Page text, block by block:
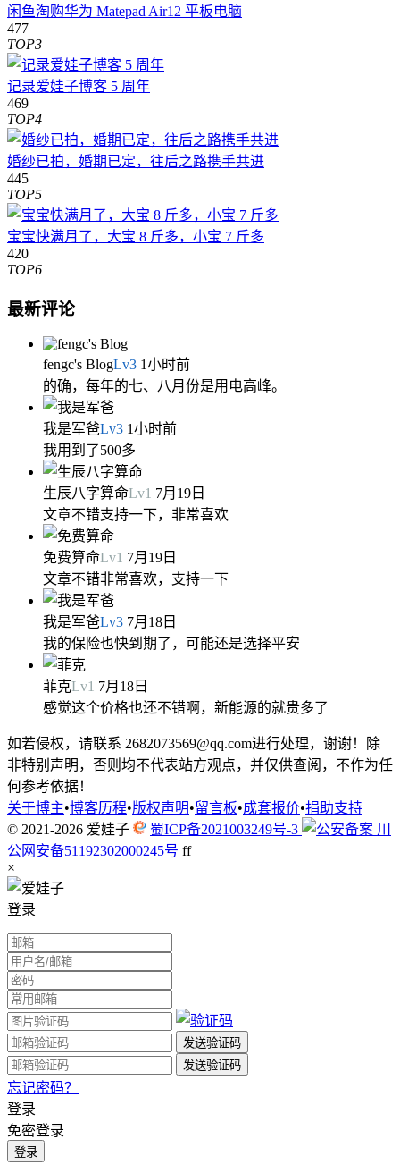
闲鱼淘购华为 Matepad Air12 平板电脑
477
TOP3
记录爱娃子博客 5 周年
469
TOP4
婚纱已拍，婚期已定，往后之路携手共进
445
TOP5
宝宝快满月了，大宝 8 斤多，小宝 7 斤多
420
TOP6
最新评论
fengc's BlogLv3 1小时前
的确，每年的七、八月份是用电高峰。
我是军爸Lv3 1小时前
我用到了500多
生辰八字算命Lv1 7月19日
文章不错支持一下，非常喜欢
免费算命Lv1 7月19日
文章不错非常喜欢，支持一下
我是军爸Lv3 7月18日
我的保险也快到期了，可能还是选择平安
菲克Lv1 7月18日
感觉这个价格也还不错啊，新能源的就贵多了
如若侵权，请联系 2682073569@qq.com进行处理，谢谢！除
非特别声明，否则均不代表站方观点，并仅供查阅，不作为任
何参考依据！
关于博主•博客历程•版权声明•留言板•成套报价•捐助支持
© 2021-2026 爱娃子 蜀ICP备2021003249号-3
川
公网安备51192302000245号 ff
×
登录
忘记密码？
登录
免密登录